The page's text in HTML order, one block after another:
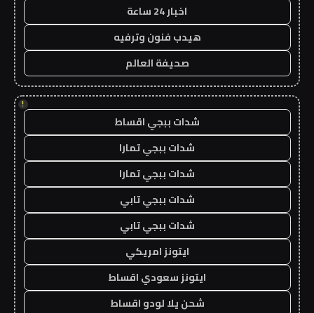
اخبار 24 ساعة
هيدب فنون وترفيه
صحيفة العالم
!
شدات ببجي اقساط
شدات ببجي تمارا
شدات ببجي تمارا
شدات ببجي تابي
شدات ببجي تابي
ايتونز امريكي
ايتونز سعودي اقساط
شحن يلا لودو اقساط